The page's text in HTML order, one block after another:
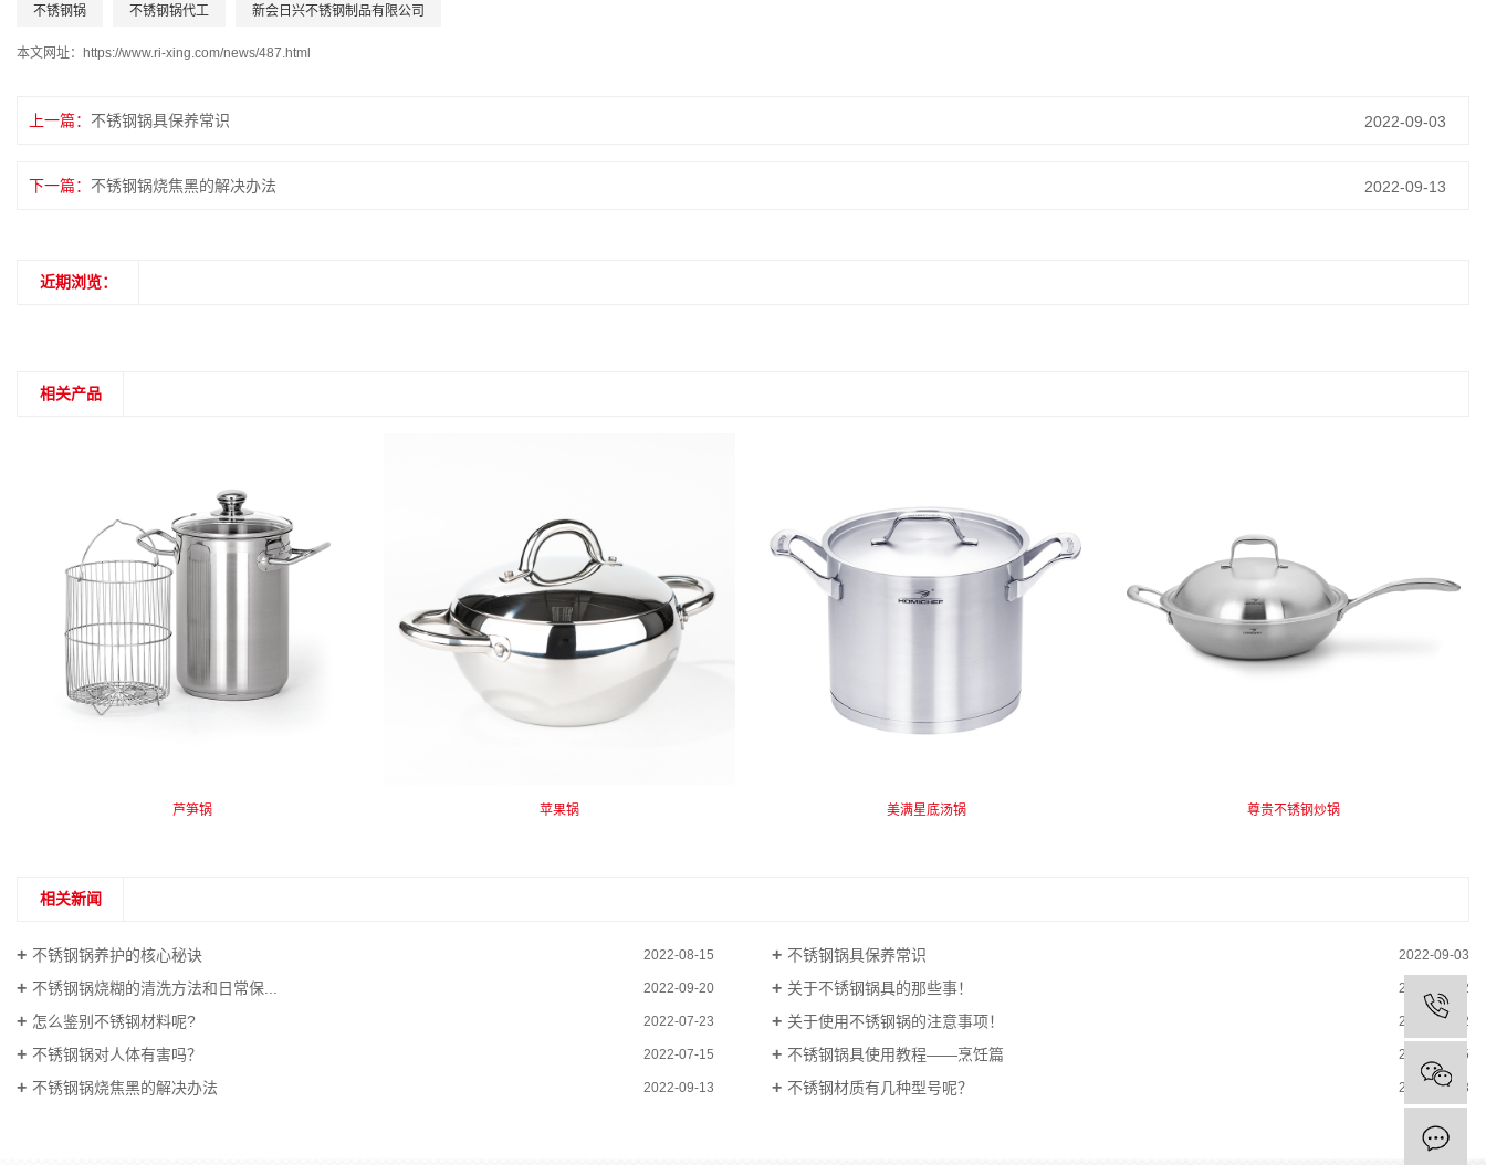
不锈钢锅 不锈钢锅代工 新会日兴不锈钢制品有限公司
本文网址： https://www.ri-xing.com/news/487.html
上一篇： 不锈钢锅具保养常识 2022-09-03
下一篇： 不锈钢锅烧焦黑的解决办法 2022-09-13
近期浏览：
相关产品
芦笋锅 苹果锅 美满星底汤锅 尊贵不锈钢炒锅
相关新闻
不锈钢锅养护的核心秘诀 2022-08-15 不锈钢锅具保养常识 2022-09-03
不锈钢锅烧糊的清洗方法和日常保... 2022-09-20 关于不锈钢锅具的那些事！ 2022-08-02
怎么鉴别不锈钢材料呢? 2022-07-23 关于使用不锈钢锅的注意事项！ 2022-08-02
不锈钢锅对人体有害吗？ 2022-07-15 不锈钢锅具使用教程——烹饪篇 2022-08-15
不锈钢锅烧焦黑的解决办法 2022-09-13 不锈钢材质有几种型号呢？ 2022-07-23